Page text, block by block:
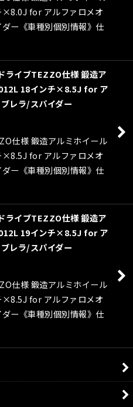
×8.0J for アルファロメオ
ー《車種別個別情報》仕
ライブTEZZO仕様 鍛造ア
18インチ×8.5J for ア
レラ/スパイダー
仕様 鍛造アルミホイール
×8.5J for アルファロメオ
ー《車種別個別情報》仕
ライブTEZZO仕様 鍛造ア
19インチ×8.5J for ア
レラ/スパイダー
仕様 鍛造アルミホイール
×8.5J for アルファロメオ
ー《車種別個別情報》仕